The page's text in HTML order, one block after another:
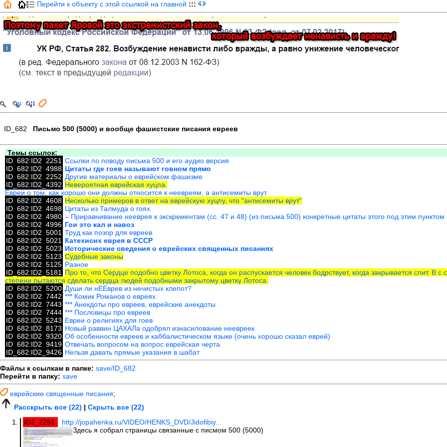
Перейти к объекту с этой ссылкой на главной :::
ID_682 Письмо 500 (5000) и вообще фашистские писания евреев
Темы ссылок:
ID_682:ID2_2251 Ссылки по поводу письма 500 и его аудио версия
ID_682:ID2_4988 Цитаты где гоев называют говном прямо
ID_682:ID2_2252 Другие материалы о еврейском фашизме
ID_682:ID2_4392 Невероятная еврейская хуцпа.
Евреи о том, как хорошо они должны относится к неевреям, а антисемиты врут.
ID_682:ID2_4608 Несколько примеров в ответ на еврейскую хуцпу, что "антисемиты врут"
ID_682:ID2_4698 Цитаты из Талмуда о гоях
ID_682:ID2_4980 – Приравнивание нееврея к экскрементам (сс. 47 и 48) (из письма 500) конкретные цитаты этого под этим пунктом
ID_682:ID2_4996 Гои это кал и навоз
ID_682:ID2_5001 Труд как позор для евреев
ID_682:ID2_5021 Катехисих еврея в СССР
ID_682:ID2_5023 Исторические сведения о еврейских священных писаниях
ID_682:ID2_5123 Судебные законы
ID_682:ID2_5125 Разное
ID_682:ID2_5181 Про то, что Сердце подобно цветку Лотоса, когда он распускается человек бодрствует, когда закрывается спит. В
степени пытаются сделать сердца людей подобными закрытому цветку Лотоса.
ID_682:ID2_5200 Души ли нЕЕврев из нечистых клепот?
ID_682:ID2_7442 *** Комик Романов о евреях
ID_682:ID2_7443 *** Анекдоты про евреев, еврейские анекдоты
ID_682:ID2_7444 *** Пословицы про евреев
ID_682:ID2_5243 Евреи о религиях для гоев
ID_682:ID2_8173 Новый раввин ЦАХАЛа одобрял изнасилование неевреек
ID_682:ID2_9320 Об особенности евреев и каббалистическом языке (очень хорошо сказал еврей)
ID_682:ID2_9419 Отвечать вопросом на вопрос еврейская черта
ID_682:ID2_9426 Нельзя давать прямые указания в шабат
Файлы к ссылкам в папке: save/ID_682
Перейти в папку: save
еврейские священные писания;
Расскрыть все (22) | Скрыть все (22)
ID2_2251
http://jopahenka.ru/VIDEO/HENKS_DVD/Jidofibiy...
Здесь я собрал страницы связанные с писмом 500 (5000)